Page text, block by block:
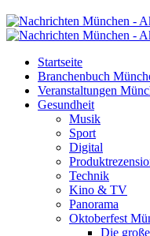
Startseite
Branchenbuch
Veranstaltungen
Gesundheit
Musik
Sport
Digital
Technik
Kino & TV
Panorama
Oktoberfest
Die